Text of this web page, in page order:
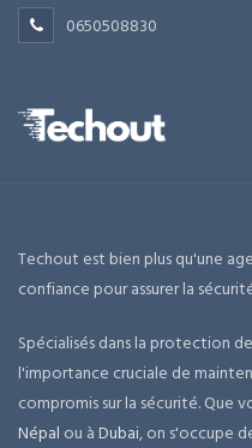
0650508830
Techout est bien plus qu'une
confiance pour assurer la
Spécialisés dans la protection
l'importance cruciale de
compromis sur la sécurité. Que
Népal ou àDubai, on s'occupe